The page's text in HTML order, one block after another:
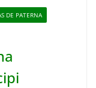
DE PATERNA